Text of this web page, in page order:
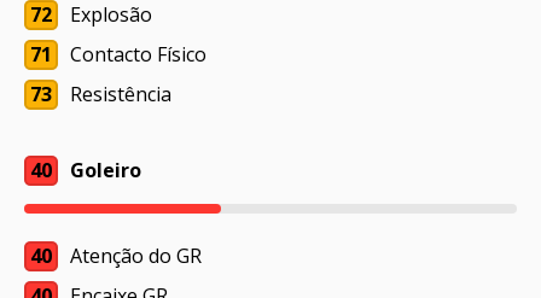
72
Explosão
71
Contacto Físico
73
Resistência
40 Goleiro
40
Atenção do GR